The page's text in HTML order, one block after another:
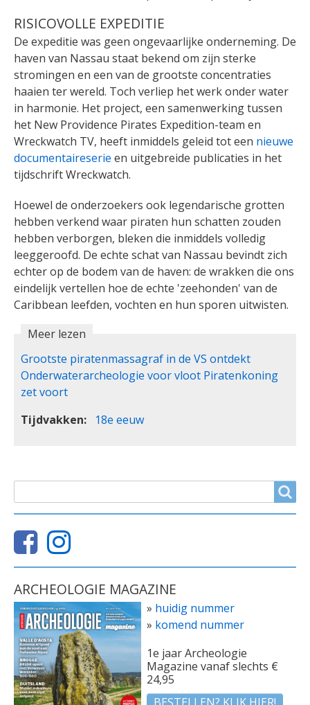
RISICOVOLLE EXPEDITIE
De expeditie was geen ongevaarlijke onderneming. De
haven van Nassau staat bekend om zijn sterke
stromingen en een van de grootste concentraties
haaien ter wereld. Toch verliep het werk onder water
in harmonie. Het project, een samenwerking tussen
het New Providence Pirates Expedition-team en
Wreckwatch TV, heeft inmiddels geleid tot een nieuwe
documentaireserie en uitgebreide publicaties in het
tijdschrift Wreckwatch.
Hoewel de onderzoekers ook legendarische grotten
hebben verkend waar piraten hun schatten zouden
hebben verborgen, bleken die inmiddels volledig
leeggeroofd. De echte schat van Nassau bevindt zich
echter op de bodem van de haven: de wrakken die ons
eindelijk vertellen hoe de echte 'zeehonden' van de
Caribbean leefden, vochten en hun sporen uitwisten.
Meer lezen
Grootste piratenmassagraf in de VS ontdekt
Onderwaterarcheologie voor vloot Piratenkoning
zet voort
Tijdvakken
18e eeuw
ARCHEOLOGIE MAGAZINE
» huidig nummer
» komend nummer
1e jaar Archeologie
Magazine vanaf slechts €
24,95